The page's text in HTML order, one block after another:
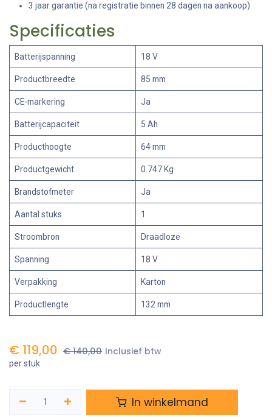
3 jaar garantie (na registratie binnen 28 dagen na aankoop)
Specificaties
Batterijspanning 18 V
Productbreedte 85 mm
CE-markering Ja
Batterijcapaciteit 5 Ah
Producthoogte 64 mm
Productgewicht 0.747 Kg
Brandstofmeter Ja
Aantal stuks 1
Stroombron Draadloze
Spanning 18 V
Verpakking Karton
Productlengte 132 mm
€ 119,00 €140,00 Inclusief btw
per stuk
In winkelmand